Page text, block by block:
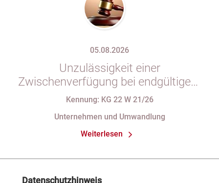
05.08.2026
Unzulässigkeit einer
Zwischenverfügung bei endgültigem
Eintragungshindernis und
einer eGbR im Gesellschaftsregister
Kennung: KG 22 W 21/26
Unternehmen und Umwandlung
Weiterlesen
Datenschutzhinweis